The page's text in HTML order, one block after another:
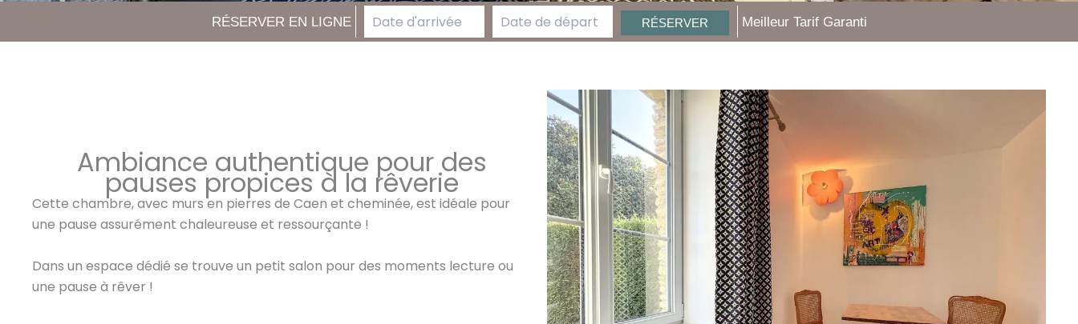
RÉSERVER EN LIGNE Meilleur Tarif Garanti
Ambiance authentique pour des
pauses propices à la rêverie
Cette chambre, avec murs en pierres de Caen et cheminée, est idéale pour
une pause assurément chaleureuse et ressourçante !
Dans un espace dédié se trouve un petit salon pour des moments lecture ou
une pause à rêver !